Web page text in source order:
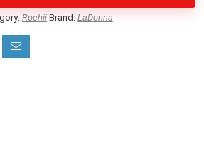
Rochii Brand: LaDonna